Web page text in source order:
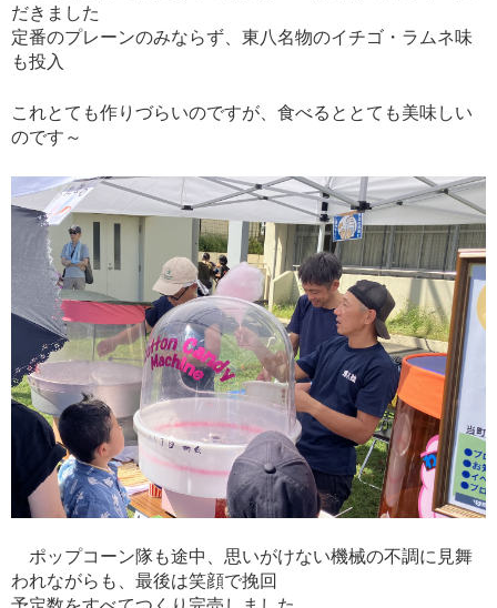
だきました
定番のプレーンのみならず、東八名物のイチゴ・ラムネ味
も投入
これとても作りづらいのですが、食べるととても美味しい
のです～
ポップコーン隊も途中、思いがけない機械の不調に見舞
われながらも、最後は笑顔で挽回